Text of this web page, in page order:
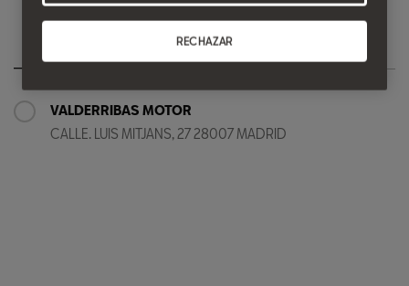
VALDERRIBAS MOTOR
CALLE. LUIS MITJANS, 27 28007 MADRID
RECHAZAR